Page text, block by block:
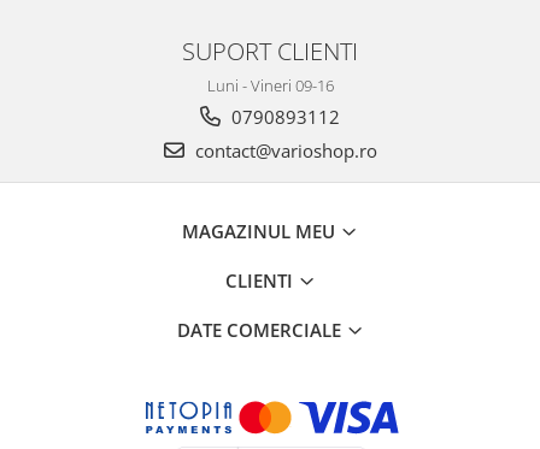
SUPORT CLIENTI
Luni - Vineri 09-16
0790893112
contact@varioshop.ro
MAGAZINUL MEU
CLIENTI
DATE COMERCIALE